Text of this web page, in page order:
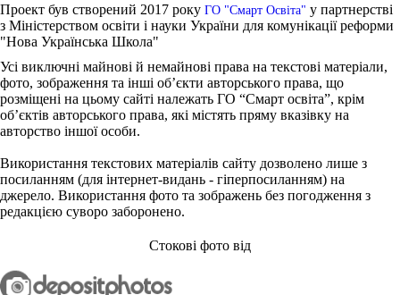
Проект був створений 2017 року ГО "Смарт Освіта" у партнерстві
з Міністерством освіти і науки України для комунікації реформи
"Нова Українська Школа"
Усі виключні майнові й немайнові права на текстові матеріали,
фото, зображення та інші об’єкти авторського права, що
розміщені на цьому сайті належать ГО “Смарт освіта”, крім
об’єктів авторського права, які містять пряму вказівку на
авторство іншої особи.
Використання текстових матеріалів сайту дозволено лише з
посиланням (для інтернет-видань - гіперпосиланням) на
джерело. Використання фото та зображень без погодження з
редакцією суворо заборонено.
Стокові фото від